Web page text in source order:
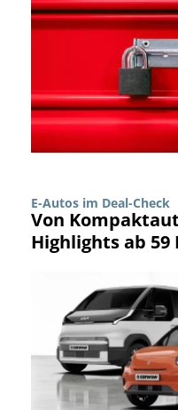
E-Autos im Deal-Check
Von
Highlights ab 59